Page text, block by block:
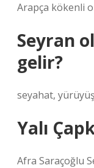
Arapça kökenli
Seyran
gelir?
seyahat,
Yalı
Afra Saraçoğlu